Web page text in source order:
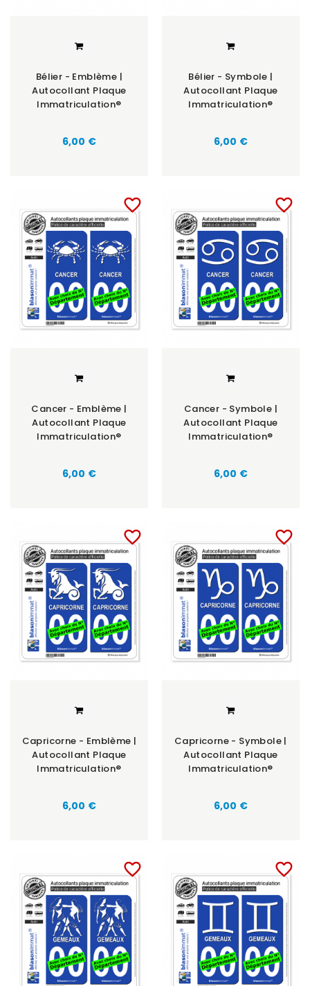
Bélier - Emblème |
Autocollant Plaque
Immatriculation®
6,00 €
Bélier - Symbole |
Autocollant Plaque
Immatriculation®
6,00 €
favorite_border
Cancer - Emblème |
Autocollant Plaque
Immatriculation®
6,00 €
favorite_border
Cancer - Symbole |
Autocollant Plaque
Immatriculation®
6,00 €
favorite_border
Capricorne - Emblème |
Autocollant Plaque
Immatriculation®
6,00 €
favorite_border
Capricorne - Symbole |
Autocollant Plaque
Immatriculation®
6,00 €
favorite_border favorite_border